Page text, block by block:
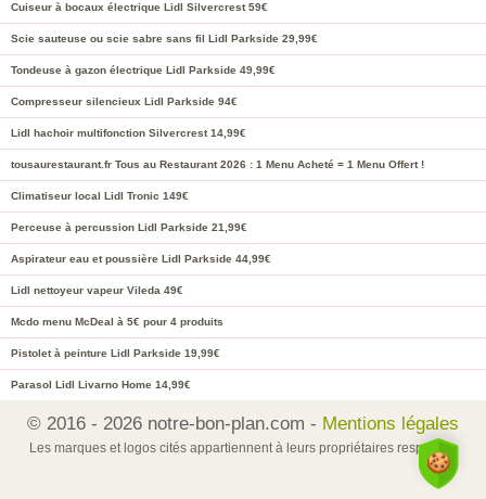
Cuiseur à bocaux électrique Lidl Silvercrest 59€
Scie sauteuse ou scie sabre sans fil Lidl Parkside 29,99€
Tondeuse à gazon électrique Lidl Parkside 49,99€
Compresseur silencieux Lidl Parkside 94€
Lidl hachoir multifonction Silvercrest 14,99€
tousaurestaurant.fr Tous au Restaurant 2026 : 1 Menu Acheté = 1 Menu Offert !
Climatiseur local Lidl Tronic 149€
Perceuse à percussion Lidl Parkside 21,99€
Aspirateur eau et poussière Lidl Parkside 44,99€
Lidl nettoyeur vapeur Vileda 49€
Mcdo menu McDeal à 5€ pour 4 produits
Pistolet à peinture Lidl Parkside 19,99€
Parasol Lidl Livarno Home 14,99€
© 2016 - 2026 notre-bon-plan.com - Mentions légales
Les marques et logos cités appartiennent à leurs propriétaires respectifs.